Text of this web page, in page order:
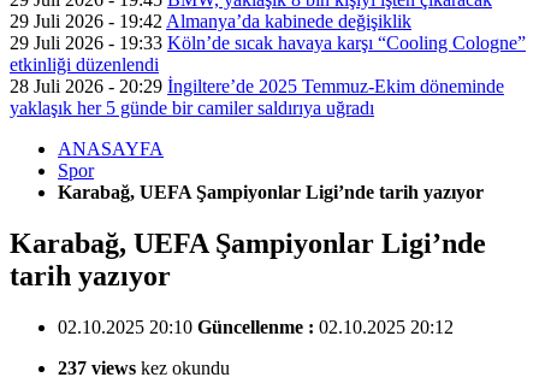
29 Juli 2026 - 19:42 Almanya’da kabinede değişiklik
29 Juli 2026 - 19:33 Köln’de sıcak havaya karşı “Cooling Cologne”
etkinliği düzenlendi
28 Juli 2026 - 20:29 İngiltere’de 2025 Temmuz-Ekim döneminde
yaklaşık her 5 günde bir camiler saldırıya uğradı
ANASAYFA
Spor
Karabağ, UEFA Şampiyonlar Ligi’nde tarih yazıyor
Karabağ, UEFA Şampiyonlar Ligi’nde
tarih yazıyor
02.10.2025 20:10 Güncellenme : 02.10.2025 20:12
237 views kez okundu